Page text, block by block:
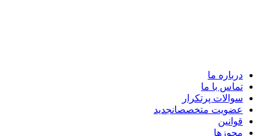
درباره ما
تماس با ما
سوالات پرتکرار
عضویت متخصصانجدید
قوانین
مجوزها